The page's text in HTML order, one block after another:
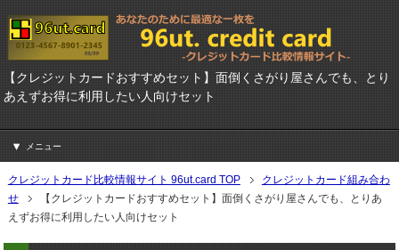
【クレジットカードおすすめセット】面倒くさがり屋さんでも、とり
あえずお得に利用したい人向けセット
メニュー
クレジットカード比較情報サイト 96ut.card TOP
クレジットカード組み合わ
せ
【クレジットカードおすすめセット】面倒くさがり屋さんでも、とりあ
えずお得に利用したい人向けセット